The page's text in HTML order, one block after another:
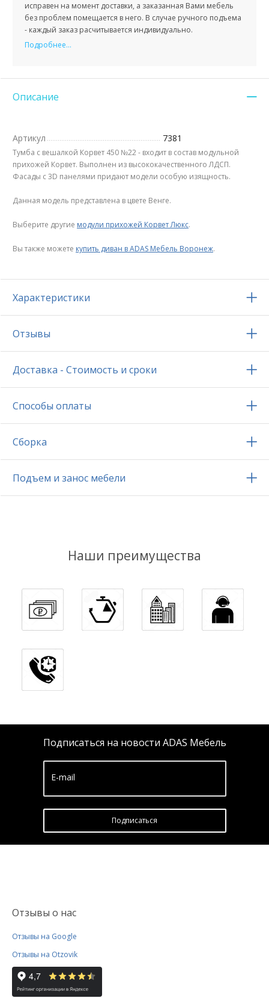
исправен на момент доставки, а заказанная Вами мебель
без проблем помещается в него. В случае ручного подъема
- каждый заказ расчитывается индивидуально.
Подробнее...
Описание
Артикул 7381
Тумба с вешалкой Корвет 450 №22 - входит в состав модульной
прихожей Корвет. Выполнен из высококачественного ЛДСП.
Фасады с 3D панелями придают модели особую изящность.
Данная модель представлена в цвете Венге.
Выберите другие модули прихожей Корвет Люкс.
Вы также можете купить диван в ADAS Мебель Воронеж.
Характеристики
Отзывы
Доставка - Стоимость и сроки
Способы оплаты
Сборка
Подъем и занос мебели
Наши преимущества
Подписаться на новости ADAS Мебель
E-mail
Подписатьcя
Отзывы о нас
Отзывы на Google
Отзывы на Otzovik